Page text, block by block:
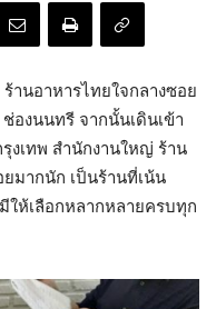
ร้านอาหารไทยใจกลางซอย
องนนทรี จากนั้นเดินเข้า
งเทพ สำนักงานใหญ่ ร้าน
มากนัก เป็นร้านที่เน้น
ห้เลือกหลากหลายครบทุก